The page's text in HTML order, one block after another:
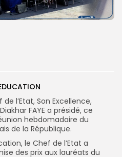
Search
l’Etat, Son Excellence,
FAYE a présidé, ce
hebdomadaire du
de la République.
le Chef de l’Etat a
des prix aux lauréats du